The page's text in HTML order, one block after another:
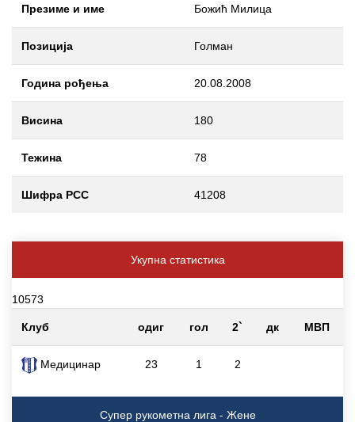
Презиме и име Божић Милица
Позиција Голман
Година рођења 20.08.2008
Висина 180
Тежина 78
Шифра РСС 41208
Укупна статистика
10573
Клуб одиг гол 2` дк МВП
Медицинар 23 1 2
Супер рукометна лига - Жене